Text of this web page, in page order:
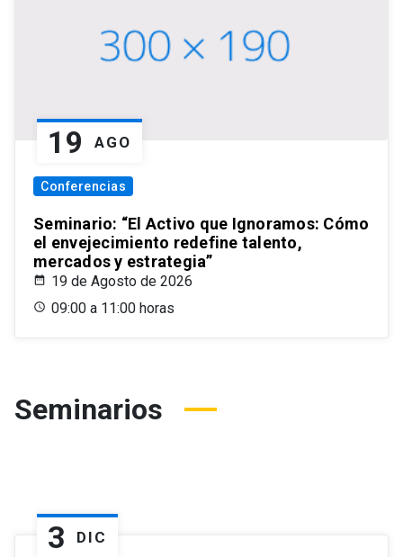
19 AGO
Conferencias
Seminario: “El Activo que Ignoramos: Cómo
el envejecimiento redefine talento,
mercados y estrategia”
19 de Agosto de 2026
09:00 a 11:00 horas
Seminarios
3 DIC